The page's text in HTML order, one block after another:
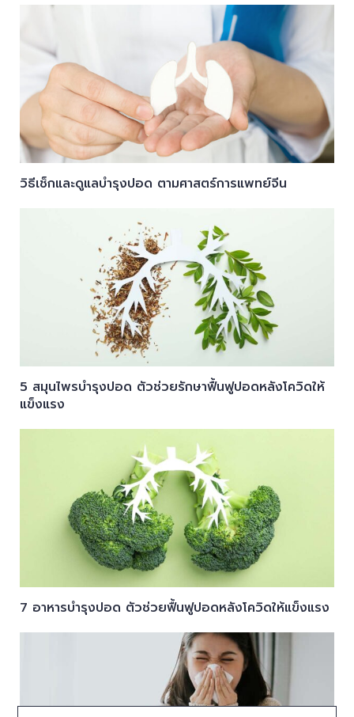
วิธีเช็กและดูแลบำรุงปอด ตามศาสตร์การแพทย์จีน
5 สมุนไพรบำรุงปอด ตัวช่วยรักษาฟื้นฟูปอดหลังโควิดให้
แข็งแรง
7 อาหารบำรุงปอด ตัวช่วยฟื้นฟูปอดหลังโควิดให้แข็งแรง